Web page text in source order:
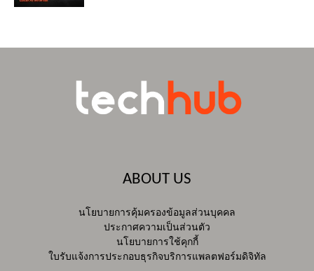
ABOUT US
นโยบายการคุ้มครองข้อมูลส่วนบุคคล
ประกาศความเป็นส่วนตัว
นโยบายการใช้คุกกี้
ใบรับแจ้งการประกอบธุรกิจบริการแพลตฟอร์มดิจิทัล